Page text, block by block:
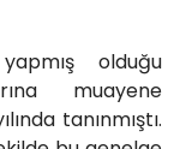
olduğu
muayene
tanınmıştı.